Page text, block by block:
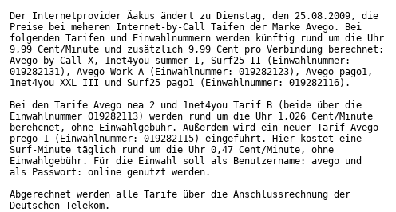
Der Internetprovider Äakus ändert zu Dienstag, den 25.08.2009, die
Preise bei meheren Internet-by-Call Taifen der Marke Avego. Bei
folgenden Tarifen und Einwahlnummern werden künftig rund um die Uhr
9,99 Cent/Minute und zusätzlich 9,99 Cent pro Verbindung berechnet:
Avego by Call X, 1net4you summer I, Surf25 II (Einwahlnummer:
019282131), Avego Work A (Einwahlnummer: 019282123), Avego pago1,
1net4you XXL III und Surf25 pago1 (Einwahlnummer: 019282116).
Bei den Tarife Avego nea 2 und 1net4you Tarif B (beide über die
Einwahlnummer 019282113) werden rund um die Uhr 1,026 Cent/Minute
berehcnet, ohne Einwahlgebühr. Außerdem wird ein neuer Tarif Avego
prego 1 (Einwahlnummer: 019282115) eingeführt. Hier kostet eine
Surf-Minute täglich rund um die Uhr 0,47 Cent/Minute, ohne
Einwahlgebühr. Für die Einwahl soll als Benutzername: avego und
als Passwort: online genutzt werden.
Abgerechnet werden alle Tarife über die Anschlussrechnung der
Deutschen Telekom.